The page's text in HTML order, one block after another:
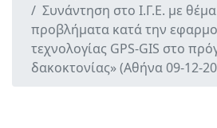
Συνάντηση στο Ι.Γ.Ε. με
προβλήματα κατά την
τεχνολογίας GPS-GIS στο
δακοκτονίας» (Αθήνα 09-12-